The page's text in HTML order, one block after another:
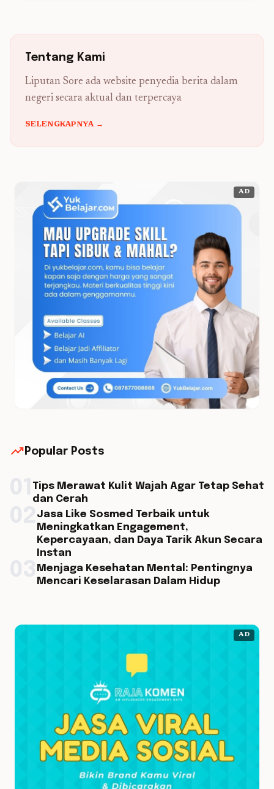
Tentang Kami
Liputan Sore ada website penyedia berita dalam
negeri secara aktual dan terpercaya
SELENGKAPNYA →
AD
trending_up Popular Posts
Tips Merawat Kulit Wajah Agar Tetap Sehat
dan Cerah
Jasa Like Sosmed Terbaik untuk
Meningkatkan Engagement,
Kepercayaan, dan Daya Tarik Akun Secara
Instan
Menjaga Kesehatan Mental: Pentingnya
Mencari Keselarasan Dalam Hidup
AD